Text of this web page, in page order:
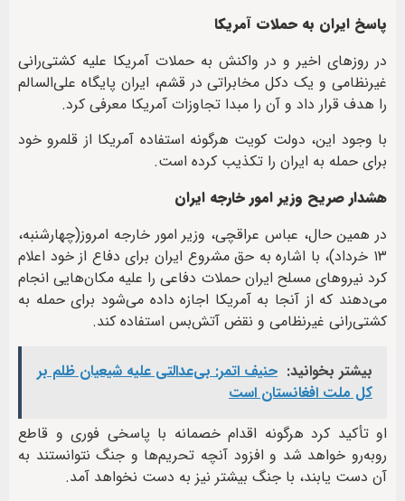
پاسخ ایران به حملات آمریکا
در روزهای اخیر و در واکنش به حملات آمریکا علیه کشتی‌رانی
غیرنظامی و یک دکل مخابراتی در قشم، ایران پایگاه علی‌السالم
را هدف قرار داد و آن را مبدا تجاوزات آمریکا معرفی کرد.
با وجود این، دولت کویت هرگونه استفاده آمریکا از قلمرو خود
برای حمله به ایران را تکذیب کرده است.
هشدار صریح وزیر امور خارجه ایران
در همین حال، عباس عراقچی، وزیر امور خارجه امروز(چهارشنبه،
۱۳ خرداد)، با اشاره به حق مشروع ایران برای دفاع از خود اعلام
کرد نیروهای مسلح ایران حملات دفاعی را علیه مکان‌هایی انجام
می‌دهند که از آنجا به آمریکا اجازه داده می‌شود برای حمله به
کشتی‌رانی غیرنظامی و نقض آتش‌بس استفاده کند.
بیشتر بخوانید: حنیف اتمر: بی‌عدالتی علیه شیعیان ظلم بر
کل ملت افغانستان است
او تأکید کرد هرگونه اقدام خصمانه با پاسخی فوری و قاطع
روبه‌رو خواهد شد و افزود آنچه تحریم‌ها و جنگ نتوانستند به
آن دست یابند، با جنگ بیشتر نیز به دست نخواهد آمد.